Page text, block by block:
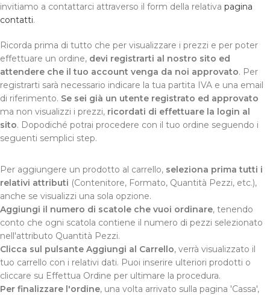
invitiamo a contattarci attraverso il form della relativa pagina
contatti.
Ricorda prima di tutto che per visualizzare i prezzi e per poter
effettuare un ordine, devi registrarti al nostro sito ed
attendere che il tuo account venga da noi approvato. Per
registrarti sarà necessario indicare la tua partita IVA e una email
di riferimento. Se sei già un utente registrato ed approvato
ma non visualizzi i prezzi, ricordati di effettuare la login al
sito. Dopodiché potrai procedere con il tuo ordine seguendo i
seguenti semplici step.
Per aggiungere un prodotto al carrello, seleziona prima tutti i
relativi attributi (Contenitore, Formato, Quantità Pezzi, etc.),
anche se visualizzi una sola opzione.
Aggiungi il numero di scatole che vuoi ordinare, tenendo
conto che ogni scatola contiene il numero di pezzi selezionato
nell'attributo Quantità Pezzi.
Clicca sul pulsante Aggiungi al Carrello, verrà visualizzato il
tuo carrello con i relativi dati. Puoi inserire ulteriori prodotti o
cliccare su Effettua Ordine per ultimare la procedura.
Per finalizzare l'ordine, una volta arrivato sulla pagina 'Cassa',